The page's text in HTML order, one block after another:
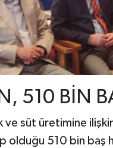
510 BİN
ve süt üretimine
olduğu 510 bin baş